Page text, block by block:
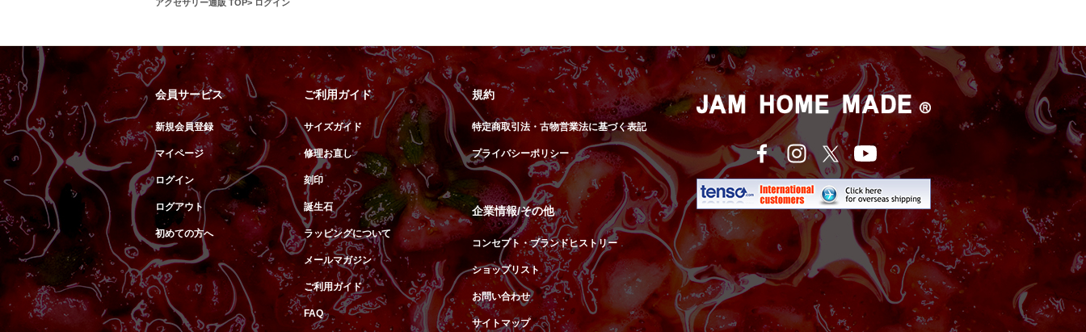
アクセサリー通販 TOP ログイン
会員サービス
新規会員登録
マイページ
ログイン
ログアウト
初めての方へ
ご利用ガイド
サイズガイド
修理お直し
刻印
誕生石
ラッピングについて
メールマガジン
ご利用ガイド
FAQ
規約
特定商取引法・古物営業法に基づく表記
プライバシーポリシー
企業情報/その他
コンセプト・ブランドヒストリー
ショップリスト
お問い合わせ
サイトマップ